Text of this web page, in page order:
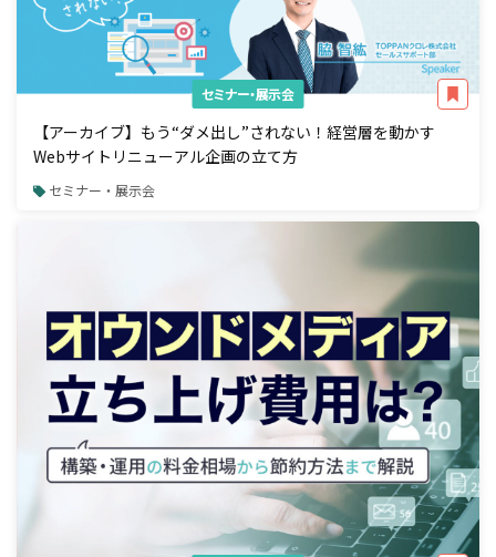
セミナー・展示会
【アーカイブ】もう“ダメ出し”されない！経営層を動かす
Webサイトリニューアル企画の立て方
セミナー・展示会